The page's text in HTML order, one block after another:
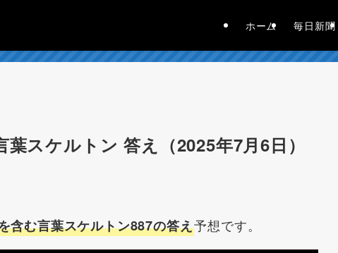
ホーム 毎日新聞
スケルトン 答え（2025年7月6日）
含む言葉スケルトン887の答え予想です。